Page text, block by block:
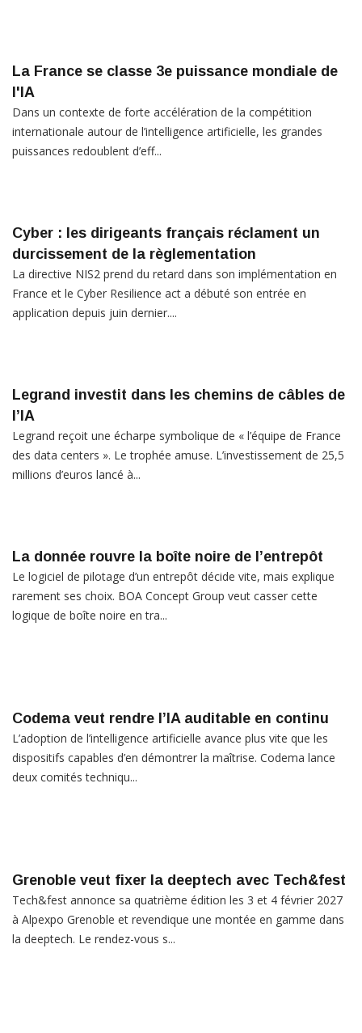
La France se classe 3e puissance mondiale de
l'IA
Dans un contexte de forte accélération de la compétition
internationale autour de l’intelligence artificielle, les grandes
puissances redoublent d’eff...
Cyber : les dirigeants français réclament un
durcissement de la règlementation
La directive NIS2 prend du retard dans son implémentation en
France et le Cyber Resilience act a débuté son entrée en
application depuis juin dernier....
Legrand investit dans les chemins de câbles de
l’IA
Legrand reçoit une écharpe symbolique de « l’équipe de France
des data centers ». Le trophée amuse. L’investissement de 25,5
millions d’euros lancé à...
La donnée rouvre la boîte noire de l’entrepôt
Le logiciel de pilotage d’un entrepôt décide vite, mais explique
rarement ses choix. BOA Concept Group veut casser cette
logique de boîte noire en tra...
Codema veut rendre l’IA auditable en continu
L’adoption de l’intelligence artificielle avance plus vite que les
dispositifs capables d’en démontrer la maîtrise. Codema lance
deux comités techniqu...
Grenoble veut fixer la deeptech avec Tech&fest
Tech&fest annonce sa quatrième édition les 3 et 4 février 2027
à Alpexpo Grenoble et revendique une montée en gamme dans
la deeptech. Le rendez-vous s...